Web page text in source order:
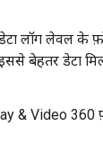
लॉग लेवल के
बेहतर डेटा
& Video